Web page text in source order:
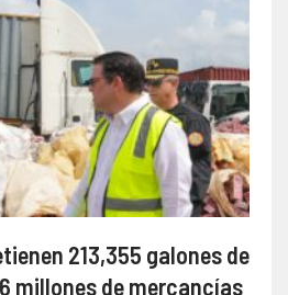
213,355 galones de
millones de mercancías